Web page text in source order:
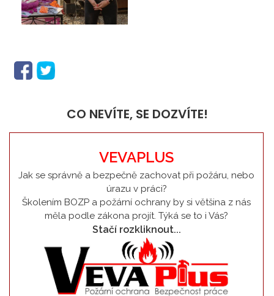
CO NEVÍTE, SE DOZVÍTE!
VEVAPLUS
Jak se správně a bezpečně zachovat při požáru, nebo
úrazu v práci?
Školením BOZP a požární ochrany by si většina z nás
měla podle zákona projít. Týká se to i Vás?
Stačí rozkliknout...